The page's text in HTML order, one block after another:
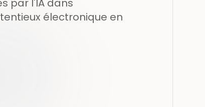
par l'IA dans
électronique en